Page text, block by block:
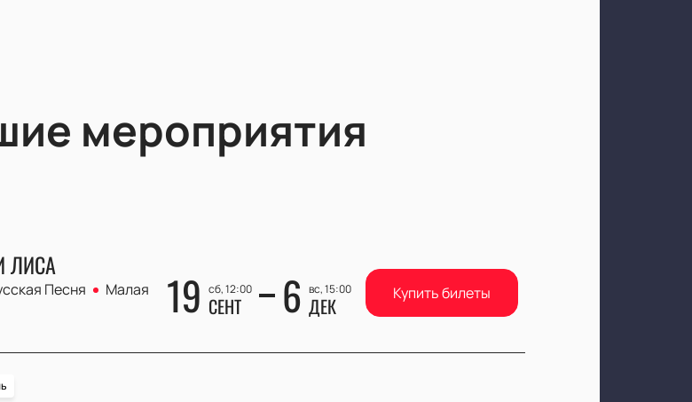
мероприятия
ЛИСА
Песня
Малая
19 сб, 12:00
СЕНТ 6 вс, 15:00
ДЕК Купить билеты